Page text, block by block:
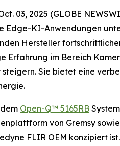
03, 2025 (GLOBE
Edge-KI-Anwendungen
Hersteller
Erfahrung im Bereich
Sie bietet eine
Open-Q™ 5165RB
von Gremsy
FLIR OEM konzipiert